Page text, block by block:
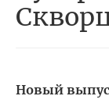
Новый